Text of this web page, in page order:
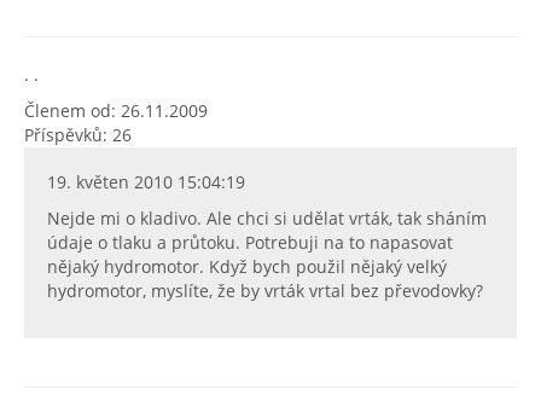
. .
Členem od: 26.11.2009
Příspěvků: 26
19. květen 2010 15:04:19
Nejde mi o kladivo. Ale chci si udělat vrták, tak sháním
údaje o tlaku a průtoku. Potrebuji na to napasovat
nějaký hydromotor. Když bych použil nějaký velký
hydromotor, myslíte, že by vrták vrtal bez převodovky?